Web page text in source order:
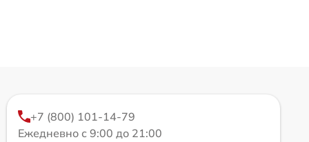
+7 (800) 101-14-79
Ежедневно с 9:00 до 21:00